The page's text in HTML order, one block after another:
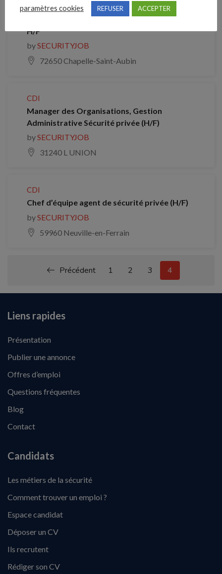
CDI
Chargé de missions santé et sécurité au travail
H/F
bySECURITYJOB
72650 Chapelle-Saint-Aubin
CDI
Manager des Organisations, Gestion
Administrative Sécurité privée (H/F)
bySECURITYJOB
31240 L UNION
CDI
Chef d’équipe agent de sécurité privée (H/F)
bySECURITYJOB
59960 Neuville-en-Ferrain
Précédent 1 2 3 4
Liens rapides
Présentation
Publier une annonce
Offres d’emploi
Questions fréquentes
Blog
Contact
Candidats
Les métiers de la sécurité
Comment trouver un emploi ?
Espace candidat
Déposer un CV
Ils recrutent
Rédiger son CV
paramètres cookies REFUSER ACCEPTER